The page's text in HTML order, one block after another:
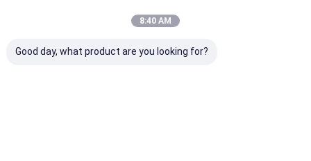
8:40 AM
Good day, what product are you looking for?